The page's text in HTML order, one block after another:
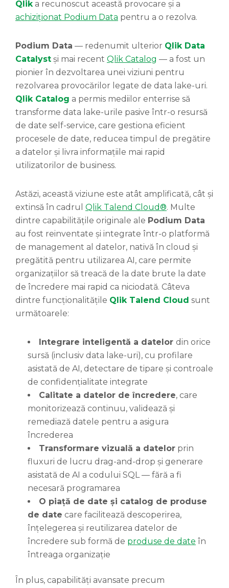
Qlika recunoscut această provocare și a
achiziționat Podium Data pentru a o rezolva.
Podium Data — redenumit ulterior Qlik Data
Catalyst și mai recent Qlik Catalog — a fost un
pionier în dezvoltarea unei viziuni pentru
rezolvarea provocărilor legate de data lake-uri.
Qlik Catalog a permis mediilor enterrise să
transforme data lake-urile pasive într-o resursă
de date self-service, care gestiona eficient
procesele de date, reducea timpul de pregătire
a datelor și livra informațiile mai rapid
utilizatorilor de business.
Astăzi, această viziune este atât amplificată, cât și
extinsă în cadrul Qlik Talend Cloud®. Multe
dintre capabilitățile originale ale Podium Data
au fost reinventate și integrate într-o platformă
de management al datelor, nativă în cloud și
pregătită pentru utilizarea AI, care permite
organizațiilor să treacă de la date brute la date
de încredere mai rapid ca niciodată. Câteva
dintre funcționalitățile Qlik Talend Cloud sunt
următoarele:
Integrare inteligentă a datelor din orice
sursă (inclusiv data lake-uri), cu profilare
asistată de AI, detectare de tipare și controale
de confidențialitate integrate
Calitate a datelor de încredere, care
monitorizează continuu, validează și
remediază datele pentru a asigura
încrederea
Transformare vizuală a datelor prin
fluxuri de lucru drag-and-drop și generare
asistată de AI a codului SQL — fără a fi
necesară programarea
O piață de date și catalog de produse
de date care facilitează descoperirea,
înțelegerea și reutilizarea datelor de
încredere sub formă de produse de date în
întreaga organizație
În plus, capabilități avansate precum